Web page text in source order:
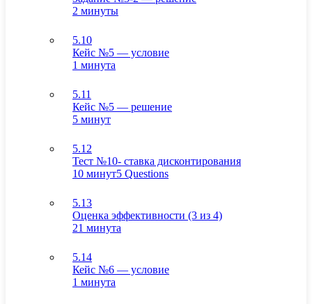
2 минуты
5.10
Кейс №5 — условие
1 минута
5.11
Кейс №5 — решение
5 минут
5.12
Тест №10- ставка дисконтирования
10 минут5 Questions
5.13
Оценка эффективности (3 из 4)
21 минута
5.14
Кейс №6 — условие
1 минута